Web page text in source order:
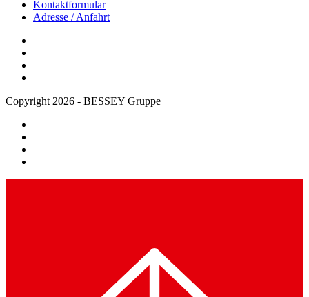
Kontaktformular
Adresse / Anfahrt
Copyright 2026 - BESSEY Gruppe